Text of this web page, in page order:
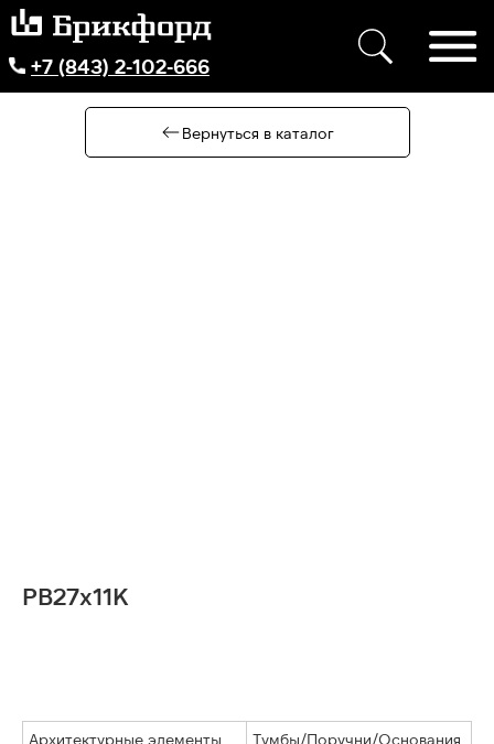
+7 (843) 2-102-666
Вернуться в каталог
PB27x11K
Архитектурные элементы Тумбы/Поручни/Основания